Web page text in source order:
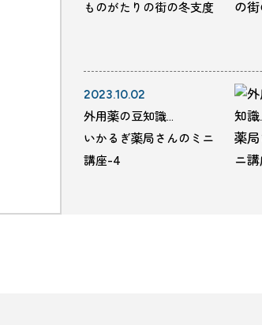
ものがたりの街の冬支度
2023.10.02
外用薬の豆知識…
いかるぎ薬局さんのミニ
講座-4